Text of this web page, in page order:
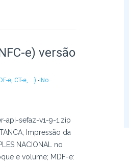
e) versão
e, CT-e, ...) - No
api-sefaz-v1-9-1.zip
Impressão da
NACIONAL no
e volume; MDF-e: